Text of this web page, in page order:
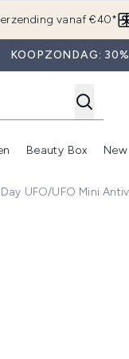
vanaf €40*
KOOPZONDAG:
Enter submenu (Zomer)Enter submenu (Sale) Enter
Beauty Box
Day UFO/UFO Mini